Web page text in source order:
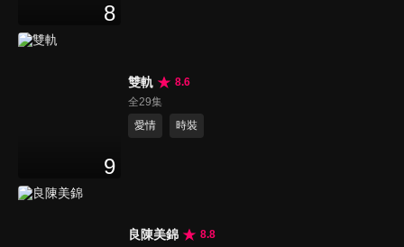
8
9
雙軌
8.6
全29集
愛情
時裝
良陳美錦
8.8